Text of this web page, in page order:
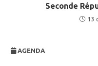
Seconde
13
AGENDA